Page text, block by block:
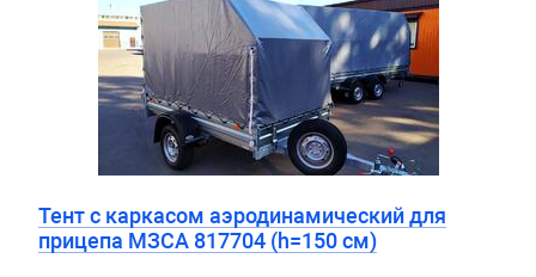
Тент с каркасом аэродинамический для
прицепа МЗСА 817704 (h=150 см)